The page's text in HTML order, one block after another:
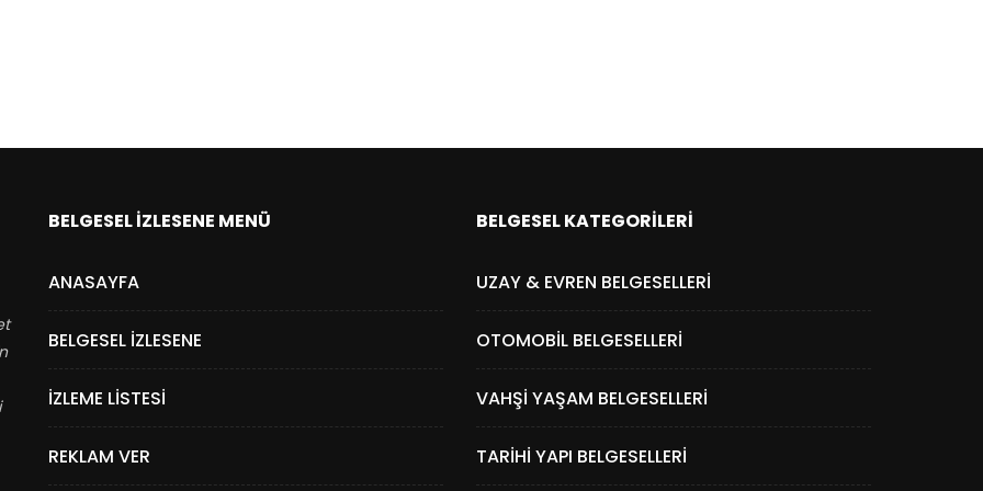
BELGESEL İZLESENE MENÜ
ANASAYFA
BELGESEL İZLESENE
İZLEME LISTESI
REKLAM VER
BELGESEL KATEGORILERI
UZAY & EVREN BELGESELLERI
OTOMOBIL BELGESELLERI
VAHŞI YAŞAM BELGESELLERI
TARIHI YAPI BELGESELLERI